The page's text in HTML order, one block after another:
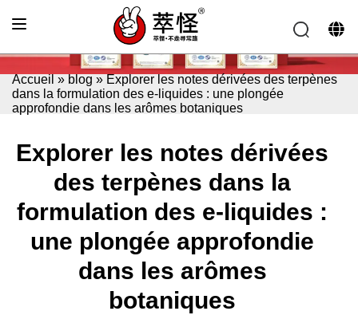
Accueil » blog » Explorer les notes dérivées des terpènes
dans la formulation des e-liquides : une plongée
approfondie dans les arômes botaniques
Explorer les notes dérivées
des terpènes dans la
formulation des e-liquides :
une plongée approfondie
dans les arômes
botaniques